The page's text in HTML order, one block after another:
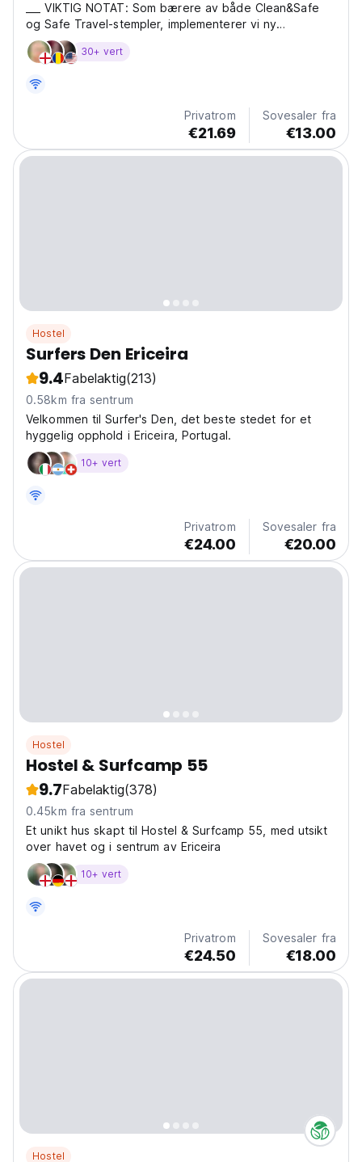
___ VIKTIG NOTAT: Som bærere av både Clean&Safe
og Safe Travel-stempler, implementerer vi ny
veiledning
30+ vert
Privatrom
€21.69
Sovesaler fra
€13.00
Hostel
Surfers Den Ericeira
9.4Fabelaktig(213)
0.58km fra sentrum
Velkommen til Surfer's Den, det beste stedet for et
hyggelig opphold i Ericeira, Portugal.
10+ vert
Privatrom
€24.00
Sovesaler fra
€20.00
Hostel
Hostel & Surfcamp 55
9.7Fabelaktig(378)
0.45km fra sentrum
Et unikt hus skapt til Hostel & Surfcamp 55, med utsikt
over havet og i sentrum av Ericeira
10+ vert
Privatrom
€24.50
Sovesaler fra
€18.00
Hostel